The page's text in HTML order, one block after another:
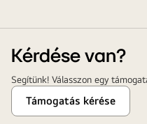
Kérdése van?
Segítünk! Válasszon egy
Támogatás kérése